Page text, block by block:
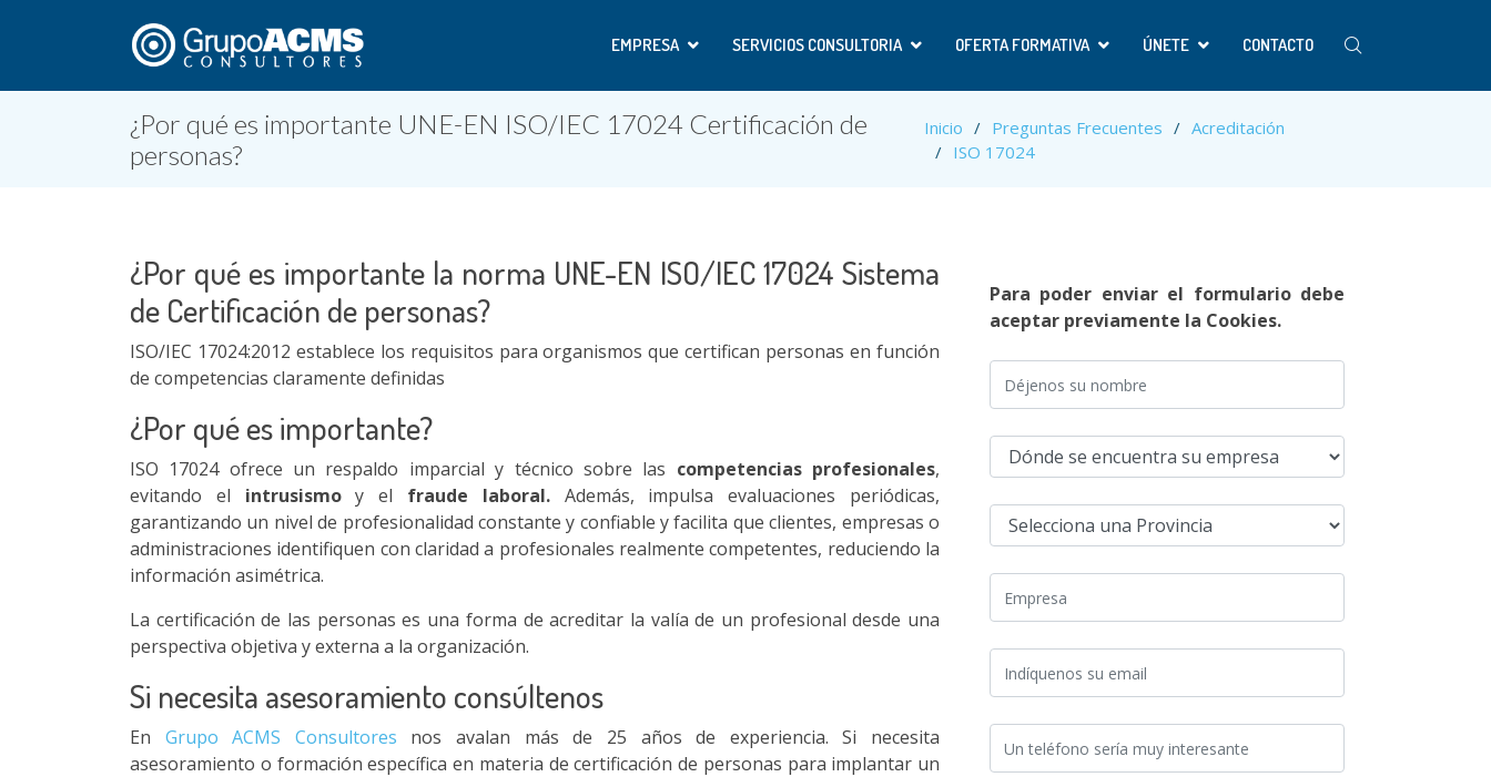
EMPRESA SERVICIOS CONSULTORIA OFERTA FORMATIVA ÚNETE CONTACTO
¿Por qué es importante UNE-EN ISO/IEC 17024 Certificación de
personas?
Inicio Preguntas Frecuentes
Acreditación
ISO 17024
¿Por qué es importante la norma UNE-EN ISO/IEC 17024 Sistema
de Certificación de personas?
ISO/IEC 17024:2012 establece los requisitos para organismos que certifican personas en función
de competencias claramente definidas
¿Por qué es importante?
ISO 17024 ofrece un respaldo imparcial y técnico sobre las competencias profesionales,
evitando el intrusismoy el fraude laboral. Además, impulsa evaluaciones periódicas,
garantizando un nivel de profesionalidad constante y confiable y facilita que clientes, empresas o
administraciones identifiquen con claridad a profesionales realmente competentes, reduciendo la
información asimétrica.
La certificación de las personas es una forma de acreditar la valía de un profesional desde una
perspectiva objetiva y externa a la organización.
Si necesita asesoramiento consúltenos
En Grupo ACMS Consultores nos avalan más de 25 años de experiencia. Si necesita
asesoramiento o formación específica en materia de certificación de personas para implantar un
Para poder enviar el formulario debe
aceptar previamente la Cookies.